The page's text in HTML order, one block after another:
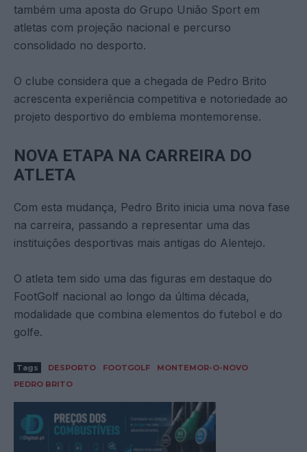
também uma aposta do Grupo União Sport em
atletas com projeção nacional e percurso
consolidado no desporto.
O clube considera que a chegada de Pedro Brito
acrescenta experiência competitiva e notoriedade ao
projeto desportivo do emblema montemorense.
NOVA ETAPA NA CARREIRA DO
ATLETA
Com esta mudança, Pedro Brito inicia uma nova fase
na carreira, passando a representar uma das
instituições desportivas mais antigas do Alentejo.
O atleta tem sido uma das figuras em destaque do
FootGolf nacional ao longo da última década,
modalidade que combina elementos do futebol e do
golfe.
Tags DESPORTO FOOTGOLF
MONTEMOR-O-NOVO
PEDRO BRITO